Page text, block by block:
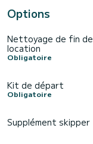
Options
Nettoyage de fin de
location
Obligatoire
Kit de départ
Obligatoire
Supplément skipper